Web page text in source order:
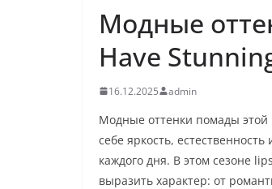
Модные
Have
16.12.2025 admin
Модные оттенки помады этой
себе яркость,
каждого дня. В этом сезоне
выразить характер: от